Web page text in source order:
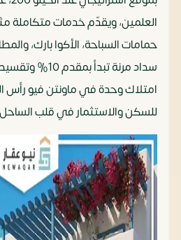
العلمين، ويقدّم خدمات متكاملة
حمامات السباحة، الأكوا بارك،
امتلاك وحدة في ماونتن فيو رأس
للسكن والاستثمار في قلب